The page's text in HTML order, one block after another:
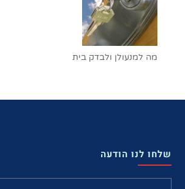
מה למנעולן ולבדק בית
שלחו לנו הודעה